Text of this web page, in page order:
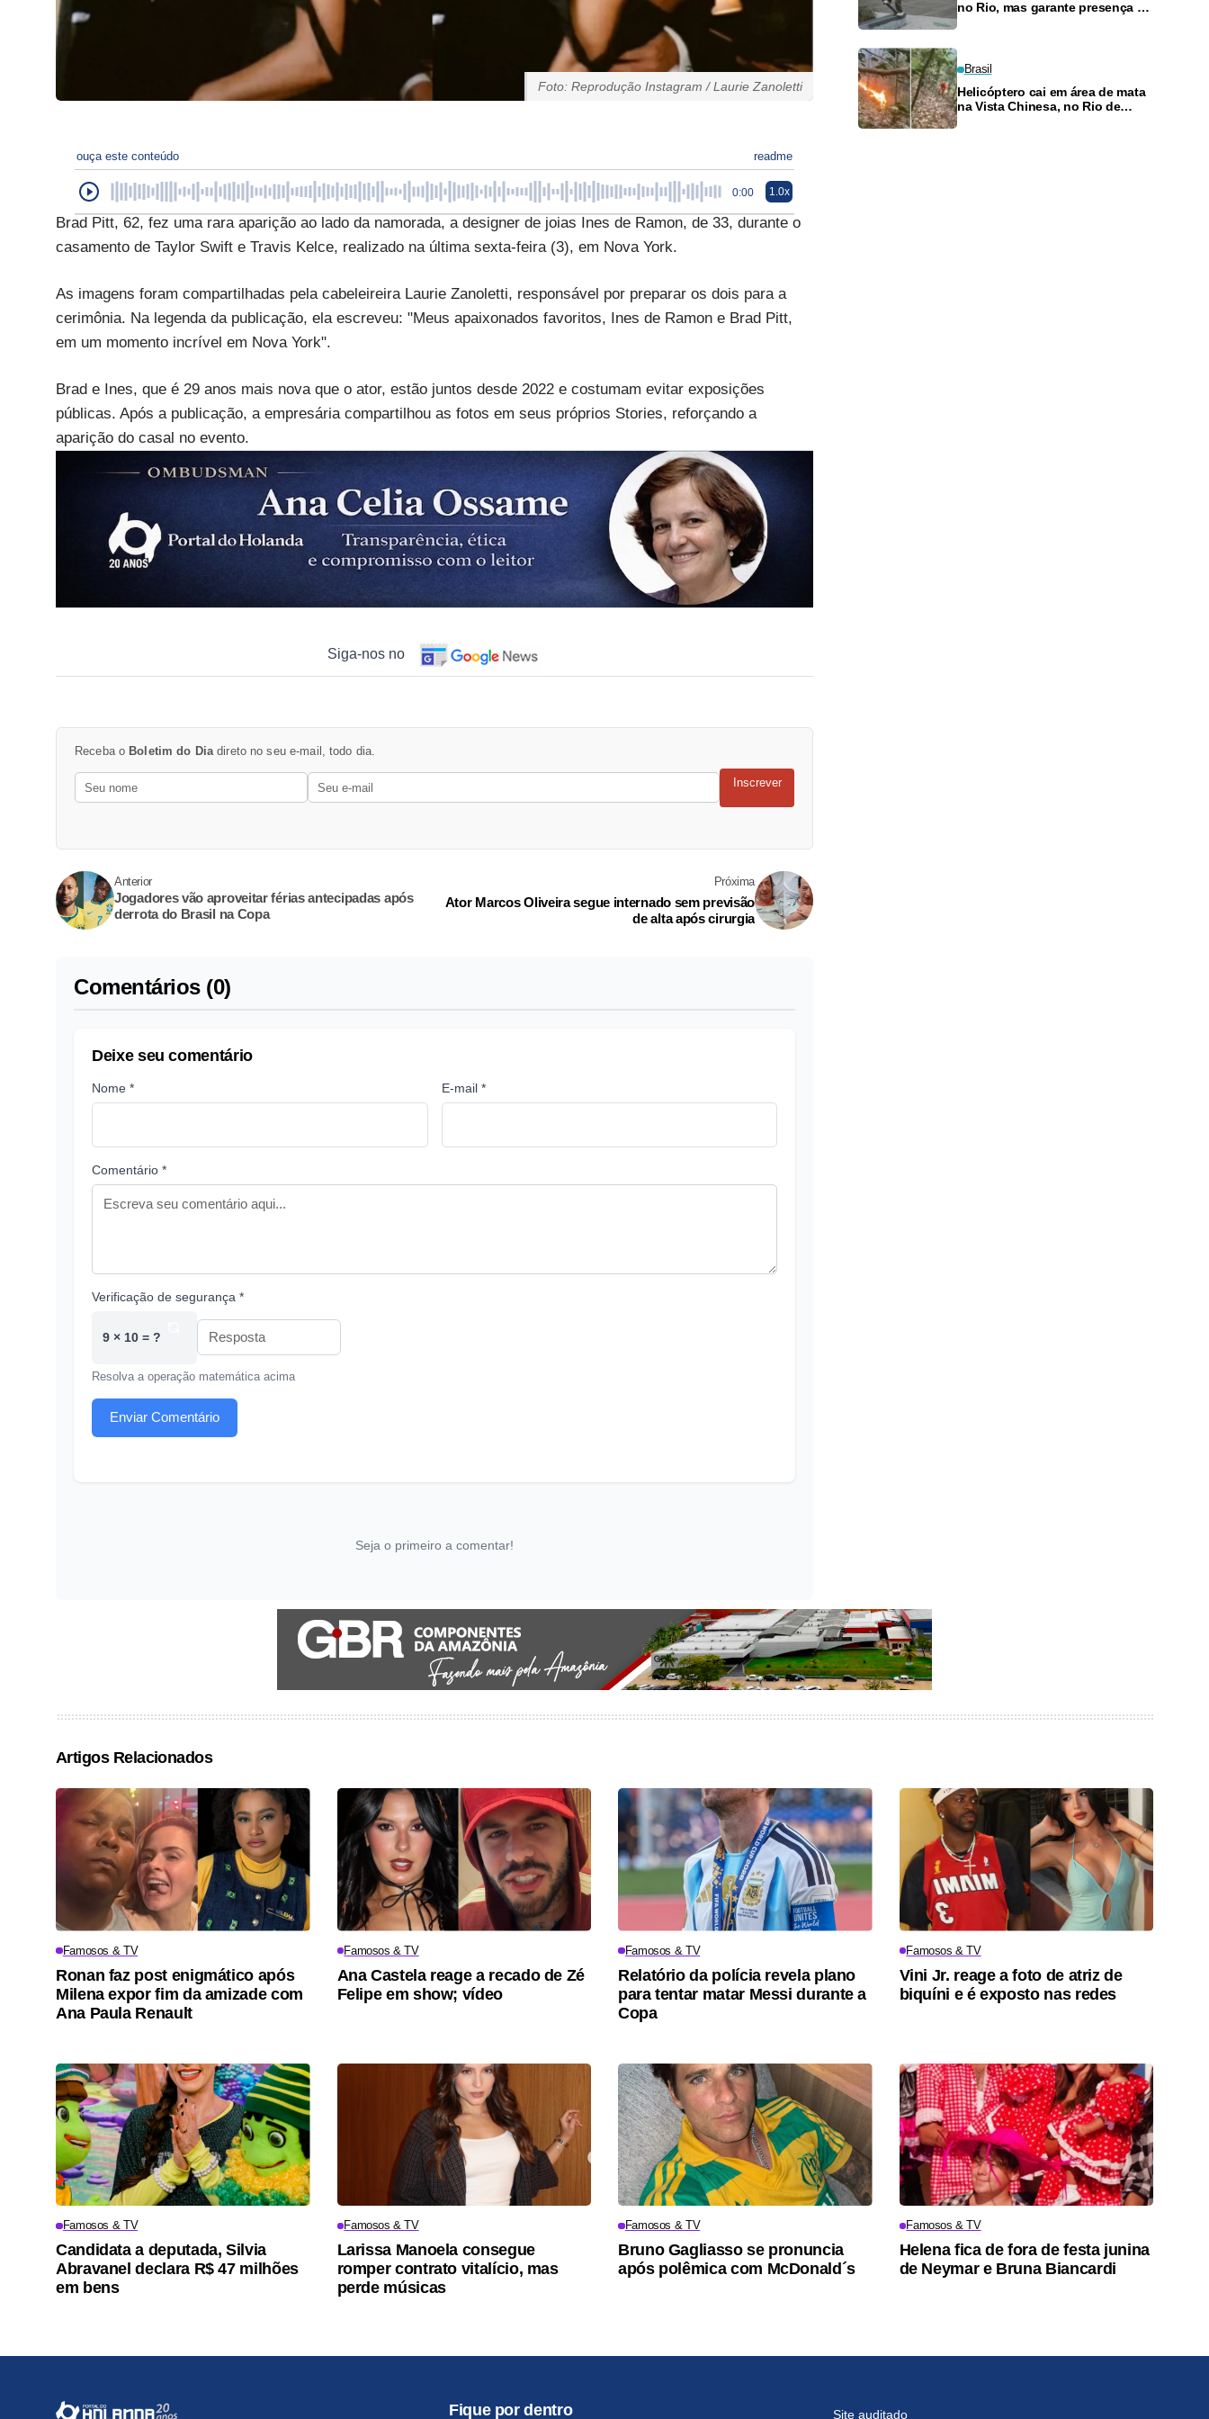
Foto: Reprodução Instagram / Laurie Zanoletti
ouça este conteúdo readme
0:00 1.0x
Brad Pitt, 62, fez uma rara aparição ao lado da namorada, a designer de joias Ines de Ramon, de 33, durante o
casamento de Taylor Swift e Travis Kelce, realizado na última sexta-feira (3), em Nova York.
As imagens foram compartilhadas pela cabeleireira Laurie Zanoletti, responsável por preparar os dois para a
cerimônia. Na legenda da publicação, ela escreveu: "Meus apaixonados favoritos, Ines de Ramon e Brad Pitt,
em um momento incrível em Nova York".
Brad e Ines, que é 29 anos mais nova que o ator, estão juntos desde 2022 e costumam evitar exposições
públicas. Após a publicação, a empresária compartilhou as fotos em seus próprios Stories, reforçando a
aparição do casal no evento.
Siga-nos no
Receba o Boletim do Diadireto no seu e-mail, todo dia.
Inscrever
Anterior
Jogadores vão aproveitar férias antecipadas após
derrota do Brasil na Copa
Próxima
Ator Marcos Oliveira segue internado sem previsão
de alta após cirurgia
Comentários (0)
Deixe seu comentário
Nome * E-mail *
Comentário *
Verificação de segurança *
9 × 10 = ?
Resolva a operação matemática acima
Enviar Comentário
Seja o primeiro a comentar!
no Rio, mas garante presença no
Brasil
Helicóptero cai em área de mata
na Vista Chinesa, no Rio de
Artigos Relacionados
Famosos & TV
Ronan faz post enigmático após
Milena expor fim da amizade com
Ana Paula Renault
Famosos & TV
Ana Castela reage a recado de Zé
Felipe em show; vídeo
Famosos & TV
Relatório da polícia revela plano
para tentar matar Messi durante a
Copa
Famosos & TV
Vini Jr. reage a foto de atriz de
biquíni e é exposto nas redes
Famosos & TV
Candidata a deputada, Silvia
Abravanel declara R$ 47 milhões
em bens
Famosos & TV
Larissa Manoela consegue
romper contrato vitalício, mas
perde músicas
Famosos & TV
Bruno Gagliasso se pronuncia
após polêmica com McDonald´s
Famosos & TV
Helena fica de fora de festa junina
de Neymar e Bruna Biancardi
Fique por dentro Site auditado